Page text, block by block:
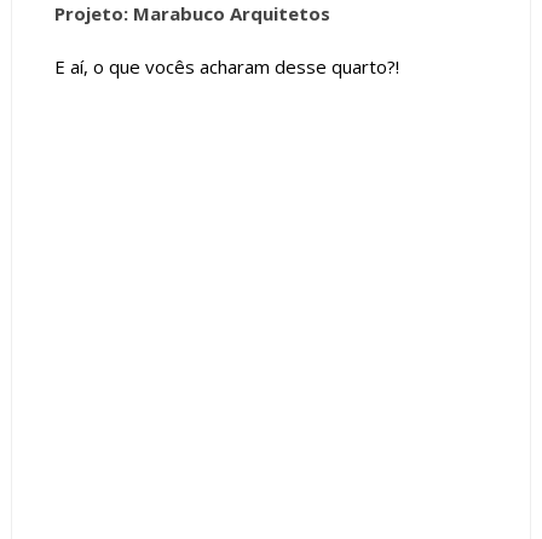
Projeto: Marabuco Arquitetos
E aí, o que vocês acharam desse quarto?!